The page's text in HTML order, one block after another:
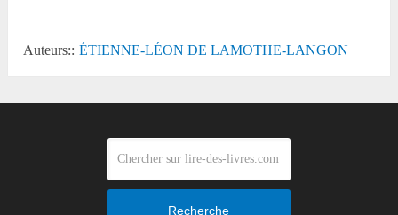
Auteurs:: ÉTIENNE-LÉON DE LAMOTHE-LANGON
Recherche